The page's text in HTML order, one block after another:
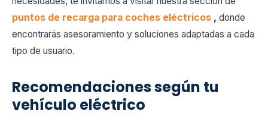
puntos de recarga para coches eléctricos , donde
encontrarás asesoramiento y soluciones adaptadas a cada
tipo de usuario.
Recomendaciones según tu
vehículo eléctrico